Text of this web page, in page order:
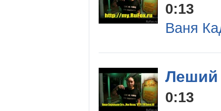
0:13
Ваня
Леший
0:13